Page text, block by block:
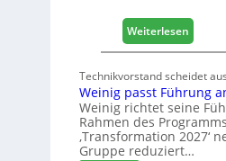
s
i
k
b
e
r
Weiterlesen:
E
g
e
r
:
Technikvorstand scheidet aus
Weinig passt Führung
Weinig richtet seine
Rahmen des Programms
‚Transformation 2027‘
Gruppe reduziert…